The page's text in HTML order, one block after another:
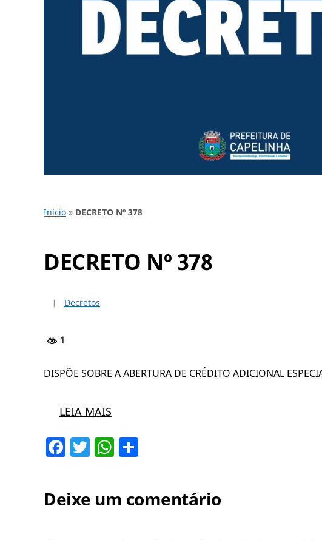
Início » DECRETO Nº 378
DECRETO Nº 378
Decretos
1
DISPÕE SOBRE A ABERTURA DE CRÉDITO ADICIONAL
LEIA MAIS
Facebook
TwitterWhatsApp
Deixe um comentário